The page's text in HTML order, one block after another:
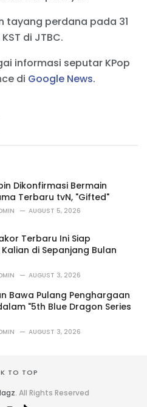
tayang perdana pada 31
di JTBC.
informasi seputar KPop
di Google News.
Dikonfirmasi Bermain
Terbaru tvN, "Gifted"
AUGUST 5, 2026
Terbaru Ini Siap
di Sepanjang Bulan
AUGUST 3, 2026
Bawa Pulang Penghargaan
"5th Blue Dragon Series
AUGUST 3, 2026
TO TOP
. All Rights Reserved